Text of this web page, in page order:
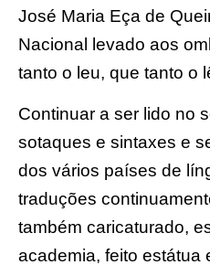
José Maria Eça de
Nacional levado aos
tanto o leu, que tanto o
Continuar a ser lido no
sotaques e sintaxes e
dos vários países de
traduções
também caricaturado,
academia, feito estátua